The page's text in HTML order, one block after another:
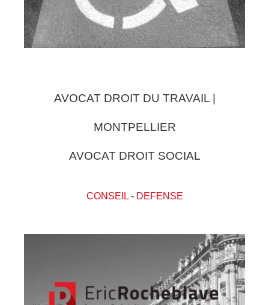
AVOCAT DROIT DU TRAVAIL |
MONTPELLIER
AVOCAT DROIT SOCIAL
CONSEIL- DEFENSE